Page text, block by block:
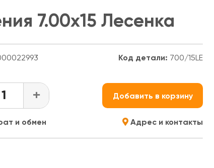
7.00х15 Лесенка
Код детали: 700/15LE
+ Добавить в корзину
и обмен Адрес и контакты